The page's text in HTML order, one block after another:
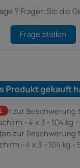
? Fragen Sie die
Frage stellen
Produkt gekauft